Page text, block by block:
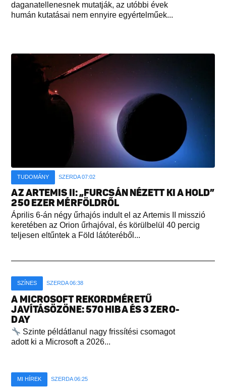
daganatellenesnek mutatják, az utóbbi évek
humán kutatásai nem ennyire egyértelműek...
TUDOMÁNY SZERDA 07:02
AZ ARTEMIS II: „FURCSÁN NÉZETT KI A HOLD”
250 EZER MÉRFÖLDRŐL
Április 6-án négy űrhajós indult el az Artemis II misszió
keretében az Orion űrhajóval, és körülbelül 40 percig
teljesen eltűntek a Föld látóteréből...
SZÍNES SZERDA 06:38
A MICROSOFT REKORDMÉRETŰ
JAVÍTÁSÖZÖNE: 570 HIBA ÉS 3 ZERO-
DAY
Szinte példátlanul nagy frissítési csomagot
adott ki a Microsoft a 2026...
MI HÍREK SZERDA 06:25